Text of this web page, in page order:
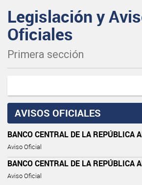
Legislación y
Oficiales
Primera sección
AVISOS OFICIALES
BANCO CENTRAL DE LA REPÚBLICA
Aviso Oficial
BANCO CENTRAL DE LA REPÚBLICA
Aviso Oficial